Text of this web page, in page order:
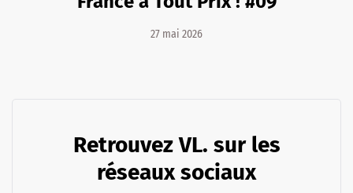
27 mai 2026
Retrouvez VL. sur les
réseaux sociaux